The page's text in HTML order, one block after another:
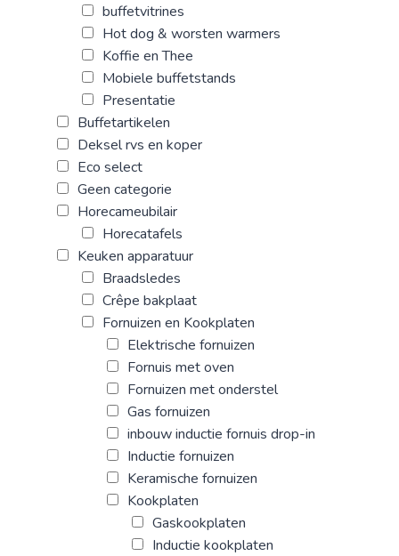
buffetvitrines
Hot dog & worsten warmers
Koffie en Thee
Mobiele buffetstands
Presentatie
Buffetartikelen
Deksel rvs en koper
Eco select
Geen categorie
Horecameubilair
Horecatafels
Keuken apparatuur
Braadsledes
Crêpe bakplaat
Fornuizen en Kookplaten
Elektrische fornuizen
Fornuis met oven
Fornuizen met onderstel
Gas fornuizen
inbouw inductie fornuis drop-in
Inductie fornuizen
Keramische fornuizen
Kookplaten
Gaskookplaten
Inductie kookplaten